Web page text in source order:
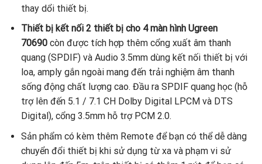
thay dổi thiết bị.
Thiết bị kết nối 2 thiết bị cho 4 màn hình Ugreen
70690còn được tích hợp thêm cổng xuất âm thanh
quang (SPDIF) và Audio 3.5mm dùng kết nối thiết bị với
loa, amply gắn ngoài mang đến trải nghiệm âm thanh
sống động chất lượng cao. Đầu ra SPDIF quang học (hỗ
trợ lên đến 5.1 / 7.1 CH Dolby Digital LPCM và DTS
Digital), cổng 3.5mm hỗ trợ PCM 2.0.
Sản phẩm có kèm thêm Remote để bạn có thể dễ dàng
chuyển đổi thiết bị khi sử dụng từ xa và phạm vi sử